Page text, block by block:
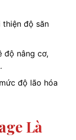
thiện độ săn
độ nâng cơ,
độ lão hóa
Là